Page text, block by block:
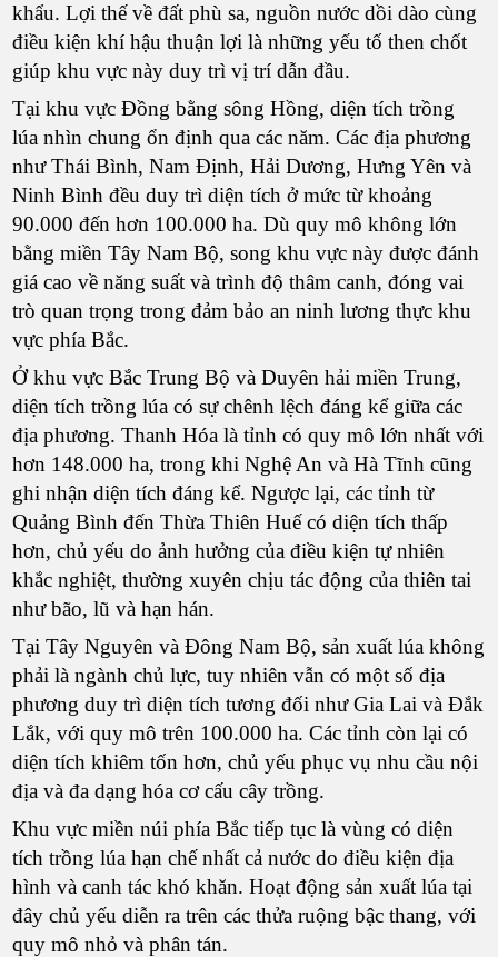
khẩu. Lợi thế về đất phù sa, nguồn nước dồi dào cùng
điều kiện khí hậu thuận lợi là những yếu tố then chốt
giúp khu vực này duy trì vị trí dẫn đầu.
Tại khu vực Đồng bằng sông Hồng, diện tích trồng
lúa nhìn chung ổn định qua các năm. Các địa phương
như Thái Bình, Nam Định, Hải Dương, Hưng Yên và
Ninh Bình đều duy trì diện tích ở mức từ khoảng
90.000 đến hơn 100.000 ha. Dù quy mô không lớn
bằng miền Tây Nam Bộ, song khu vực này được đánh
giá cao về năng suất và trình độ thâm canh, đóng vai
trò quan trọng trong đảm bảo an ninh lương thực khu
vực phía Bắc.
Ở khu vực Bắc Trung Bộ và Duyên hải miền Trung,
diện tích trồng lúa có sự chênh lệch đáng kể giữa các
địa phương. Thanh Hóa là tỉnh có quy mô lớn nhất với
hơn 148.000 ha, trong khi Nghệ An và Hà Tĩnh cũng
ghi nhận diện tích đáng kể. Ngược lại, các tỉnh từ
Quảng Bình đến Thừa Thiên Huế có diện tích thấp
hơn, chủ yếu do ảnh hưởng của điều kiện tự nhiên
khắc nghiệt, thường xuyên chịu tác động của thiên tai
như bão, lũ và hạn hán.
Tại Tây Nguyên và Đông Nam Bộ, sản xuất lúa không
phải là ngành chủ lực, tuy nhiên vẫn có một số địa
phương duy trì diện tích tương đối như Gia Lai và Đắk
Lắk, với quy mô trên 100.000 ha. Các tỉnh còn lại có
diện tích khiêm tốn hơn, chủ yếu phục vụ nhu cầu nội
địa và đa dạng hóa cơ cấu cây trồng.
Khu vực miền núi phía Bắc tiếp tục là vùng có diện
tích trồng lúa hạn chế nhất cả nước do điều kiện địa
hình và canh tác khó khăn. Hoạt động sản xuất lúa tại
đây chủ yếu diễn ra trên các thửa ruộng bậc thang, với
quy mô nhỏ và phân tán.